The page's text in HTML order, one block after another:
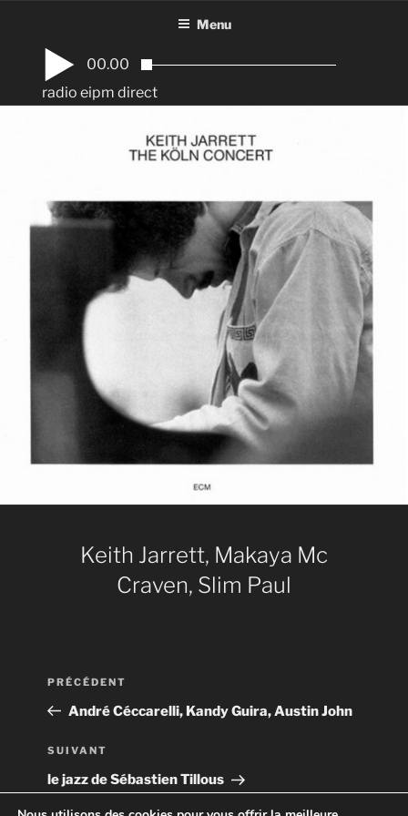
contenu
principal
Menu
00.00
radio eipm direct
Keith Jarrett, Makaya Mc
Craven, Slim Paul
Navigation
l’article
Article
précédent
PRÉCÉDENT
André Céccarelli, Kandy Guira, Austin John
Article
suivant
SUIVANT
le jazz de Sébastien Tillous